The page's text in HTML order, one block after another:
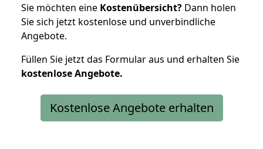
Sie möchten eine Kostenübersicht? Dann holen
Sie sich jetzt kostenlose und unverbindliche
Angebote.
Füllen Sie jetzt das Formular aus und erhalten Sie
kostenloseAngebote.
Kostenlose Angebote erhalten